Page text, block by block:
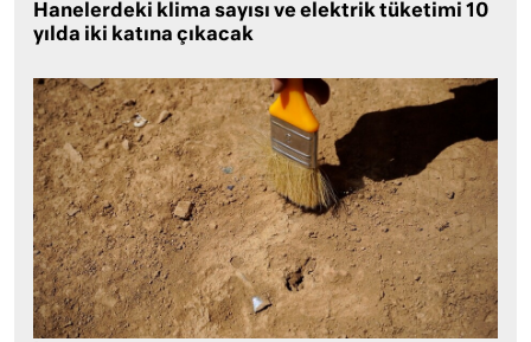
Hanelerdeki klima sayısı ve elektrik tüketimi 10
yılda iki katına çıkacak